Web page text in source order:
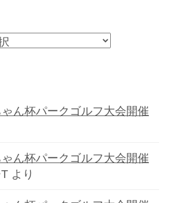
ん杯パークゴルフ大会開催
ん杯パークゴルフ大会開催
より